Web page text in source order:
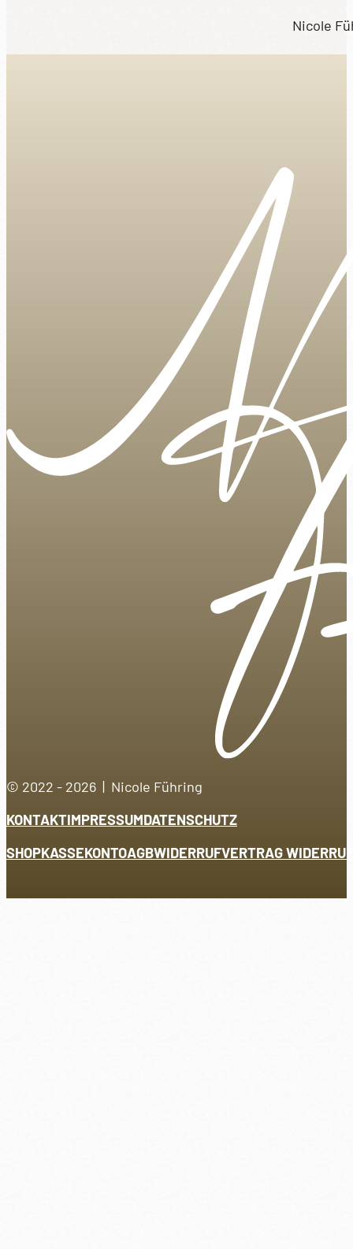
Nicole
© 2022 - 2026 | Nicole Führing
KONTAKTIMPRESSUMDATENSCHUTZ
SHOPKASSEKONTOAGBWIDERRUFVERTRAG